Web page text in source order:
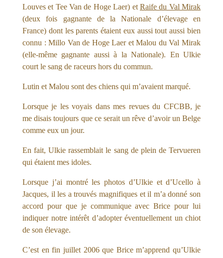
Louves et Tee Van de Hoge Laer) et Raife du Val Mirak
(deux fois gagnante de la Nationale d’élevage en
France) dont les parents étaient eux aussi tout aussi bien
connu : Millo Van de Hoge Laer et Malou du Val Mirak
(elle-même gagnante aussi à la Nationale). En Ulkie
court le sang de raceurs hors du commun.
Lutin et Malou sont des chiens qui m’avaient marqué.
Lorsque je les voyais dans mes revues du CFCBB, je
me disais toujours que ce serait un rêve d’avoir un Belge
comme eux un jour.
En fait, Ulkie rassemblait le sang de plein de Tervueren
qui étaient mes idoles.
Lorsque j’ai montré les photos d’Ulkie et d’Ucello à
Jacques, il les a trouvés magnifiques et il m’a donné son
accord pour que je communique avec Brice pour lui
indiquer notre intérêt d’adopter éventuellement un chiot
de son élevage.
C’est en fin juillet 2006 que Brice m’apprend qu’Ulkie